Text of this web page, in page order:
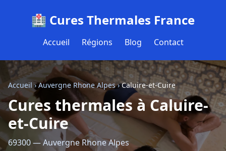
🏥 Cures Thermales France
Accueil Régions Blog Contact
Accueil ›Auvergne Rhone Alpes›Caluire-et-Cuire
Cures thermales à Caluire-
et-Cuire
69300 — Auvergne Rhone Alpes